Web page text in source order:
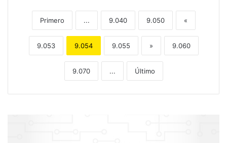
Primero ... 9.040 9.050 «
9.053 9.054 9.055 » 9.060
9.070 ... Último